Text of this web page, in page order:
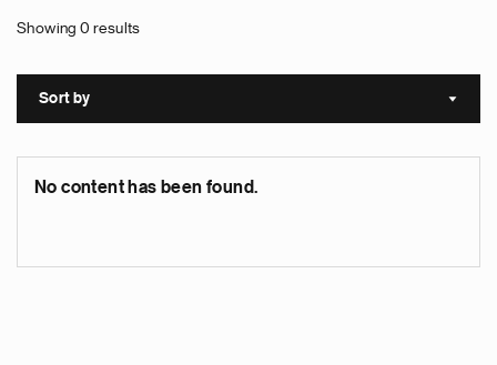
Showing 0 results
Sort by Sort
No content has been found.